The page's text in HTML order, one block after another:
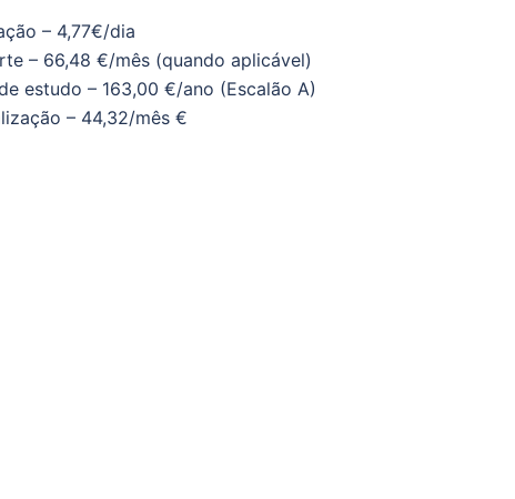
– 4,77€/dia
– 66,48 €/mês (quando aplicável)
estudo – 163,00 €/ano (Escalão A)
– 44,32/mês €